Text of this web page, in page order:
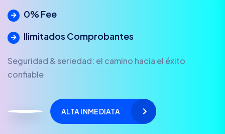
0% Fee
Ilimitados Comprobantes
Seguridad & seriedad: el camino hacia el éxito
confiable
ALTA INMEDIATA